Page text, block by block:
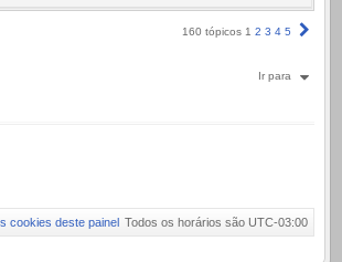
160 tópicos 1 2 3 4 5
Ir para
Todos os horários são UTC-03:00
cookies deste painel